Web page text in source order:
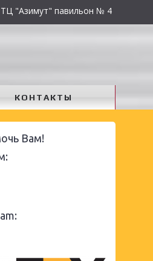
ТЦ "Азимут" павильон № 4
КОНТАКТЫ
Вам!